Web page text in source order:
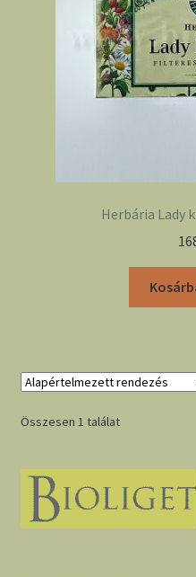
Herbária Lady
Összesen 1 találat